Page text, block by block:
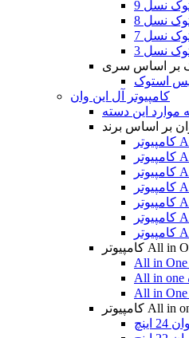
نسل 9
نسل 8
نسل 7
نسل 3
بر اساس سری
کامپیوتر آل این وان
موارد این دسته
بر اساس برند